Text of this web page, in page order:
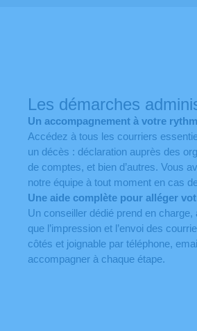
Les démarches
Un accompagnement à votre
Accédez à tous les courriers
un décès : déclaration auprès des
de comptes, et bien d’autres. Vous
notre équipe à tout moment en cas
Une aide complète pour alléger
Un conseiller dédié prend en
que l’impression et l’envoi des
côtés et joignable par téléphone,
accompagner à chaque étape.